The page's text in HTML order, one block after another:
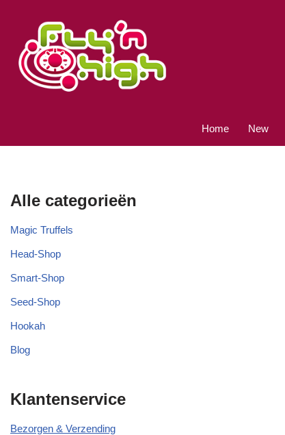
naar
de
inhoud
Home New
Alle categorieën
Magic Truffels
Head-Shop
Smart-Shop
Seed-Shop
Hookah
Blog
Klantenservice
Bezorgen & Verzending